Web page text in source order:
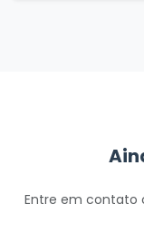
Entre em contato